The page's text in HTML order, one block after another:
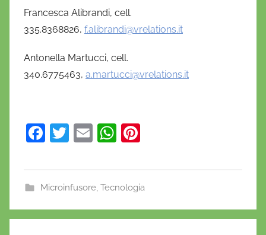
Francesca Alibrandi, cell.
335.8368826, f.alibrandi@vrelations.it
Antonella Martucci, cell.
340.6775463, a.martucci@vrelations.it
F
e
b
T
er
E
l
W
s
A
e
st
Microinfusore, Tecnologia
c